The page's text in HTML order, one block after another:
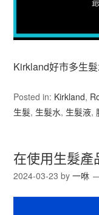
Kirkland好市多生
Posted in: Kirkland,
生髮, 生髮水, 生髮液,
在使用生髮產
2024-03-23 by一咻